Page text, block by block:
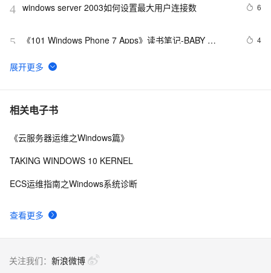
4 windows server 2003如何设置最大用户连接数 6
5
《101 Windows Phone 7 Apps》读书笔记-BABY
4
6 新版Maps for Windows 10可更轻松驾驭复杂路径
7 音视频windows安装ffmpeg6.0并使用vs调试源码笔记
8 Web性能优化工具WebPageTest（三）——本地部署
Contract
PASSWORDS & SECRETS
相关电子书
查看更多
《云服务器运维之Windows篇》
TAKING WINDOWS 10 KERNEL
ECS运维指南之Windows系统诊断
关注我们： 新浪微博